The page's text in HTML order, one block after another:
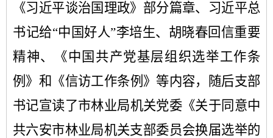
《习近平谈治国理政》 部分篇章、习近平总
书记给“中国好人”李培生、胡晓春回信重要
精神、
《中国共产党基层组织选举工作条
例》 和 《信访工作条例》 等内容，随后支部
书记宣读了市林业局机关党委 《关于同意中
共六安市林业局机关支部委员会换届选举的